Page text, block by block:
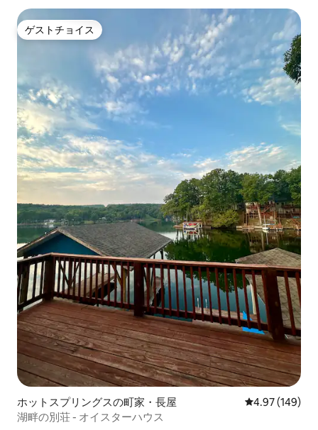
ゲストチョイス
ゲストチョイス
ホットスプリングスの町家・長屋 レビュー149
4.97 (149)
湖畔の別荘 - オイスターハウス